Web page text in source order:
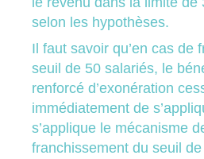
selon les hypothèses.
Il faut savoir qu’en cas de
seuil de 50 salariés, le
renforcé d’exonération
immédiatement de
s’applique le mécanisme
franchissement du seuil